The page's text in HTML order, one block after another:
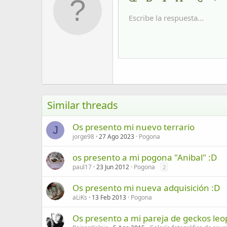
10
18
Fuente Arial
Times New Roman
Verdana
TachadoSubrayadoCódigo en línea
Spoiler en
Insert horizontal line
SpoilerCódigo
Escribe la respuesta...
Similar threads
J Os presento mi nuevo terrario
jorge98 27 Ago 2023 Pogona
os presento a mi pogona "Anibal" :D
paul17 23 Jun 2012 Pogona 2
Os presento mi nueva adquisición :D
aLiKs 13 Feb 2013 Pogona
Os presento a mi pareja de geckos